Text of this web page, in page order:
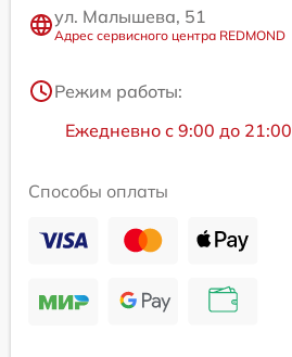
ул. Малышева, 51
Адрес сервисного центра REDMOND
Режим работы:
Ежедневно с 9:00 до 21:00
Способы оплаты